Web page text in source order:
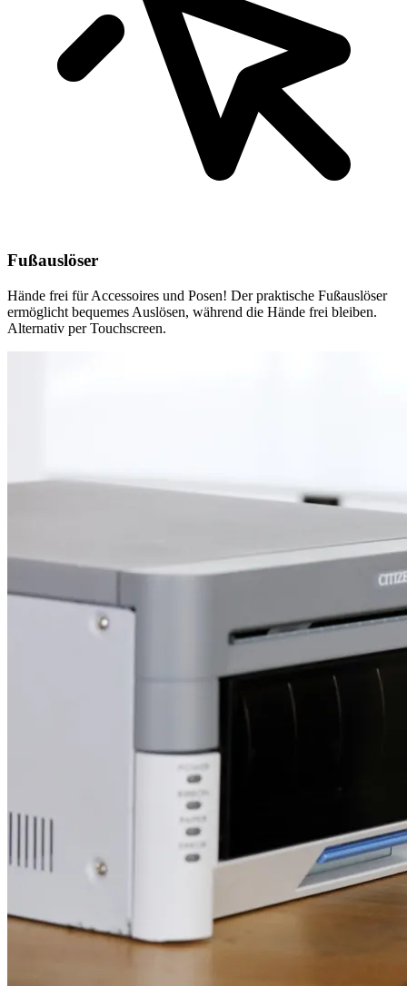
Fußauslöser
Hände frei für Accessoires und Posen! Der praktische Fußauslöser
ermöglicht bequemes Auslösen, während die Hände frei bleiben.
Alternativ per Touchscreen.